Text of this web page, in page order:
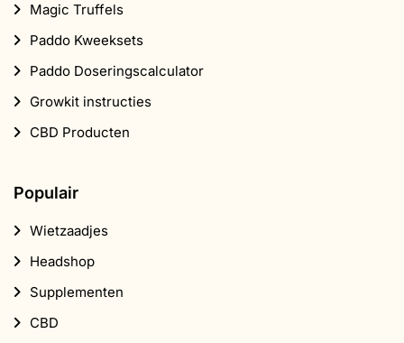
Magic Truffels
Paddo Kweeksets
Paddo Doseringscalculator
Growkit instructies
CBD Producten
Populair
Wietzaadjes
Headshop
Supplementen
CBD